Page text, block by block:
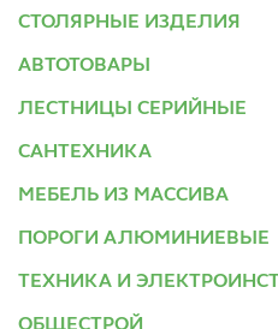
СТОЛЯРНЫЕ ИЗДЕЛИЯ
АВТОТОВАРЫ
ЛЕСТНИЦЫ СЕРИЙНЫЕ
САНТЕХНИКА
МЕБЕЛЬ ИЗ МАССИВА
ПОРОГИ АЛЮМИНИЕВЫЕ
ТЕХНИКА И